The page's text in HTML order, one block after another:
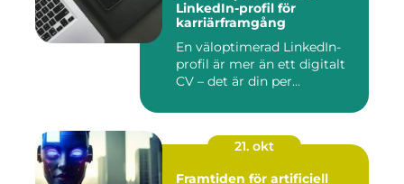
LinkedIn-profil för
karriärframgång
En väloptimerad LinkedIn-
profil är mer än ett digitalt
CV – det är din per...
21. okt
Framtiden för artificiell